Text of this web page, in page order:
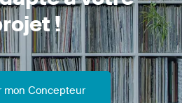
!
mon Concepteur